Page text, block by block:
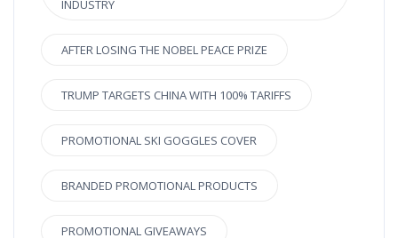
INDUSTRY
AFTER LOSING THE NOBEL PEACE PRIZE
TRUMP TARGETS CHINA WITH 100% TARIFFS
PROMOTIONAL SKI GOGGLES COVER
BRANDED PROMOTIONAL PRODUCTS
PROMOTIONAL GIVEAWAYS